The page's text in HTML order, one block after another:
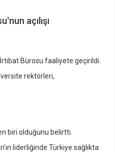
açılışı
Bürosu faaliyete geçirildi.
rektörleri,
biri olduğunu belirtti.
liderliğinde Türkiye sağlıkta